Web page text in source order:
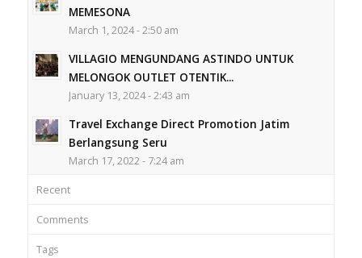
MEMESONA
March 1, 2024 - 2:50 am
VILLAGIO MENGUNDANG ASTINDO UNTUK
MELONGOK OUTLET OTENTIK...
January 13, 2024 - 2:43 am
Travel Exchange Direct Promotion Jatim
Berlangsung Seru
March 17, 2022 - 7:24 am
Recent
Comments
Tags